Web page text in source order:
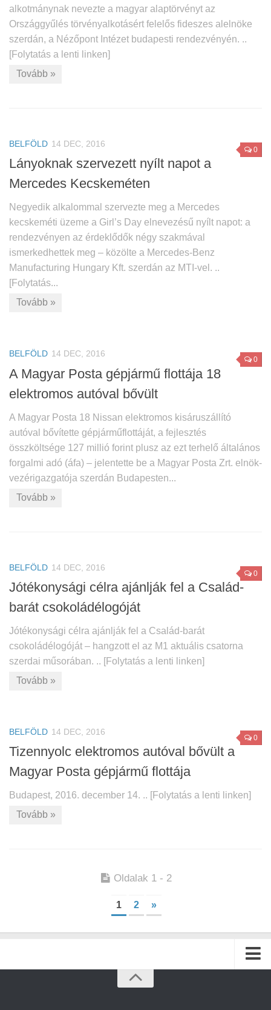
alkotmánynak nevezte a magyar alaptörvényt az
Országgyűlés törvényalkotásért felelős fideszes alelnöke
szerdán, a Nézőpont Intézet budapesti rendezvényén. ..
[Folytatás a lenti linken]
Tovább »
0
BELFÖLD 14 DEC, 2016
Lányoknak szervezett nyílt napot a
Mercedes Kecskeméten
Negyedik alkalommal szervezte meg a Mercedes
kecskeméti üzeme a Girl’s Day elnevezésű nyílt napot: a
rendezvényen az érdeklődők négy szakmával
ismerkedhettek meg – közölte a Mercedes-Benz
Manufacturing Hungary Kft. szerdán az MTI-vel. ..
[Folytatás...
Tovább »
0
BELFÖLD 14 DEC, 2016
A Magyar Posta gépjármű flottája 18
elektromos autóval bővült
A Magyar Posta 18 Nissan elektromos kisáruszállító
autóval bővítette gépjárműflottáját, a fejlesztés
összköltsége 127 millió forint plusz az ezt terhelő általános
forgalmi adó (áfa) – jelentette be a Magyar Posta Zrt. elnök-
vezérigazgatója szerdán Budapesten...
Tovább »
0
BELFÖLD 14 DEC, 2016
Jótékonysági célra ajánlják fel a Család-
barát csokoládélogóját
Jótékonysági célra ajánlják fel a Család-barát
csokoládélogóját – hangzott el az M1 aktuális csatorna
szerdai műsorában. .. [Folytatás a lenti linken]
Tovább »
0
BELFÖLD 14 DEC, 2016
Tizennyolc elektromos autóval bővült a
Magyar Posta gépjármű flottája
Budapest, 2016. december 14. .. [Folytatás a lenti linken]
Tovább »
Oldalak 1 - 2
1 2 »